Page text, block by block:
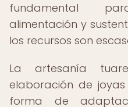
fundamental
alimentación y
los recursos son
La artesanía
elaboración de
forma de